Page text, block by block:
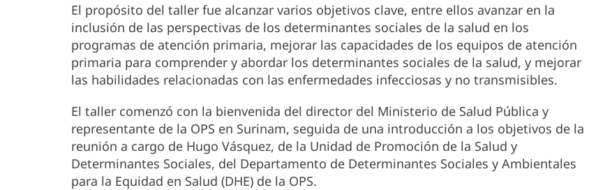
El propósito del taller fue alcanzar varios objetivos clave, entre ellos avanzar en la
inclusión de las perspectivas de los determinantes sociales de la salud en los
programas de atención primaria, mejorar las capacidades de los equipos de atención
primaria para comprender y abordar los determinantes sociales de la salud, y mejorar
las habilidades relacionadas con las enfermedades infecciosas y no transmisibles.
El taller comenzó con la bienvenida del director del Ministerio de Salud Pública y
representante de la OPS en Surinam, seguida de una introducción a los objetivos de la
reunión a cargo de Hugo Vásquez, de la Unidad de Promoción de la Salud y
Determinantes Sociales, del Departamento de Determinantes Sociales y Ambientales
para la Equidad en Salud (DHE) de la OPS.